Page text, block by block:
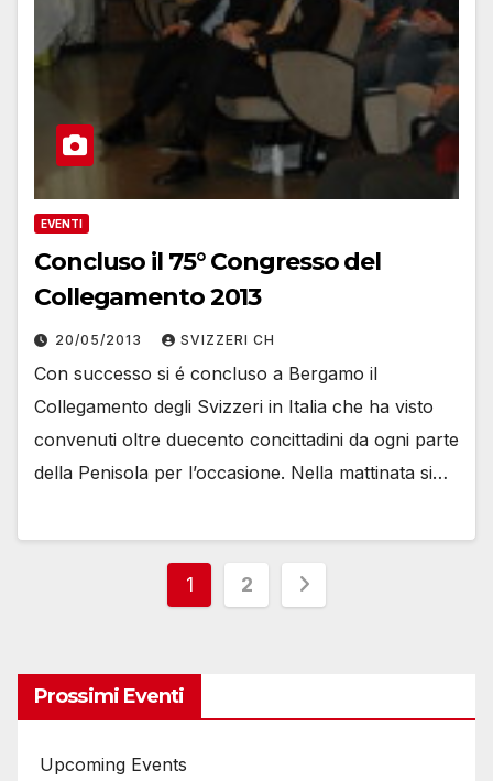
EVENTI
Concluso il 75° Congresso del
Collegamento 2013
20/05/2013 SVIZZERI CH
Con successo si é concluso a Bergamo il
Collegamento degli Svizzeri in Italia che ha visto
convenuti oltre duecento concittadini da ogni parte
della Penisola per l’occasione. Nella mattinata si…
Paginazione
articoli
1 2
Prossimi Eventi
Upcoming Events